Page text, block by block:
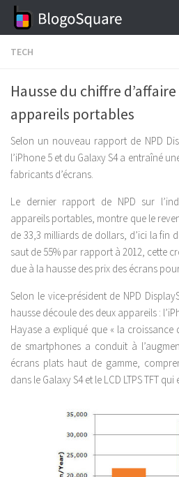
Skip to content
TECH
Hausse du chiffre
appareils portables
Selon un nouveau rapport de NPD
l’iPhone 5 et du Galaxy S4 a entraîné
fabricants d’écrans.
Le dernier rapport de NPD sur
appareils portables, montre que le
de 33,3 milliards de dollars, d’ici la fin
saut de 55% par rapport à 2012, cette
due à la hausse des prix des écrans
Selon le vice-président de NPD
hausse découle des deux appareils :
Hayase a expliqué que « la
de smartphones a conduit à
écrans plats haut de gamme,
dans le Galaxy S4 et le LCD LTPS TFT